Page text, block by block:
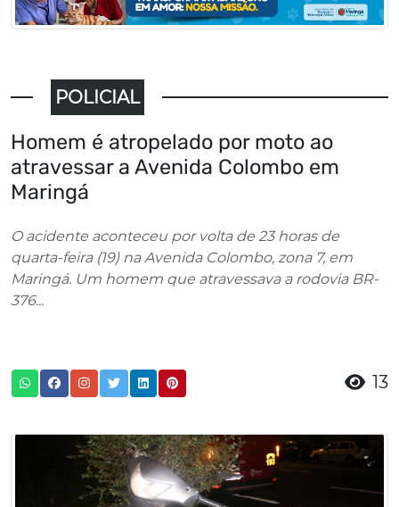
POLICIAL
Homem é atropelado por moto ao
atravessar a Avenida Colombo em
Maringá
O acidente aconteceu por volta de 23 horas de
quarta-feira (19) na Avenida Colombo, zona 7, em
Maringá. Um homem que atravessava a rodovia BR-
376...
13